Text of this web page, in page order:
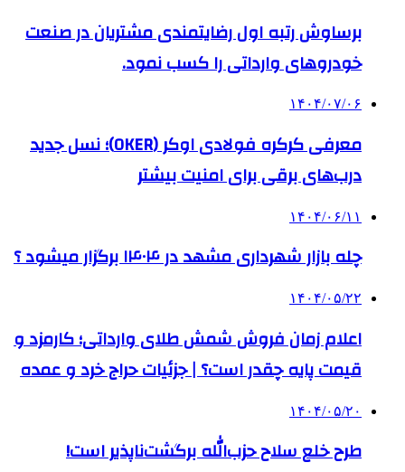
برساوش رتبه اول رضایتمندی مشتریان در صنعت
خودروهای وارداتی را کسب نمود.
۱۴۰۴/۰۷/۰۶
معرفی کرکره فولادی اوکر (OKER)؛ نسل جدید
درب‌های برقی برای امنیت بیشتر
۱۴۰۴/۰۶/۱۱
چله بازار شهرداری مشهد در ۱۴۰۴ برگزار میشود ؟
۱۴۰۴/۰۵/۲۲
اعلام زمان فروش شمش طلای وارداتی؛ کارمزد و
قیمت پایه چقدر است؟ | جزئیات حراج خرد و عمده
۱۴۰۴/۰۵/۲۰
طرح خلع سلاح حزب‌الله برگشت‌ناپذیر است!